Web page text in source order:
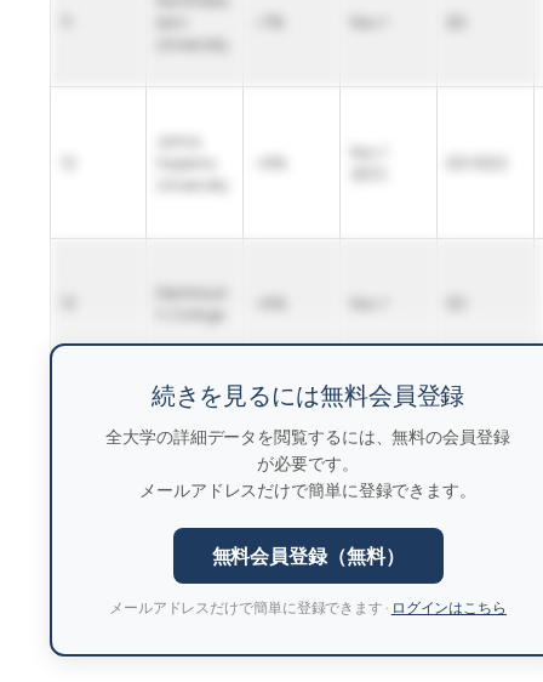
University
Hopkins
Nov 1
Dartmout
続きを見るには無料会員登録
全大学の詳細データを閲覧するには、無料の会員登録
が必要です。
メールアドレスだけで簡単に登録できます。
無料会員登録（無料）
メールアドレスだけで簡単に登録できます · ログインはこちら